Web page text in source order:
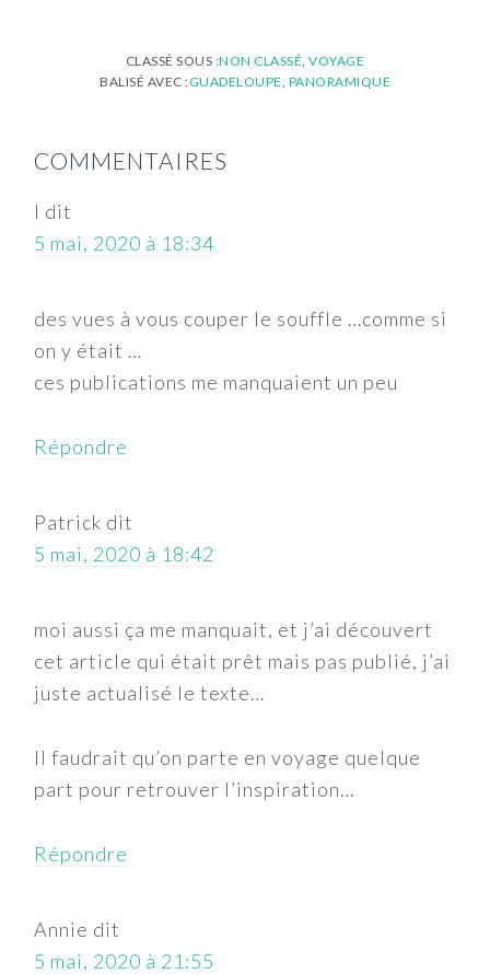
CLASSÉ SOUS :NON CLASSÉ ,VOYAGE
BALISÉ AVEC :GUADELOUPE PANORAMIQUE
DU
LECTEUR
COMMENTAIRES
l dit
5 mai, 2020 à 18:34
des vues à vous couper le souffle …comme si
on y était …
ces publications me manquaient un peu
Répondre
Patrick dit
5 mai, 2020 à 18:42
moi aussi ça me manquait, et j’ai découvert
cet article qui était prêt mais pas publié, j’ai
juste actualisé le texte…
Il faudrait qu’on parte en voyage quelque
part pour retrouver l’inspiration…
Répondre
Annie dit
5 mai, 2020 à 21:55